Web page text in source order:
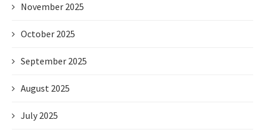
November 2025
October 2025
September 2025
August 2025
July 2025